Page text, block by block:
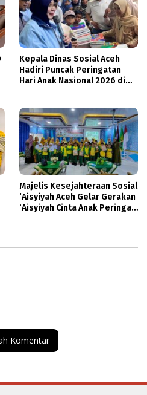
Kepala Dinas Sosial Aceh
Hadiri Puncak Peringatan
Hari Anak Nasional 2026 di
Majelis Kesejahteraan Sosial
‘Aisyiyah Aceh Gelar Gerakan
‘Aisyiyah Cinta Anak Peringati
Komentar